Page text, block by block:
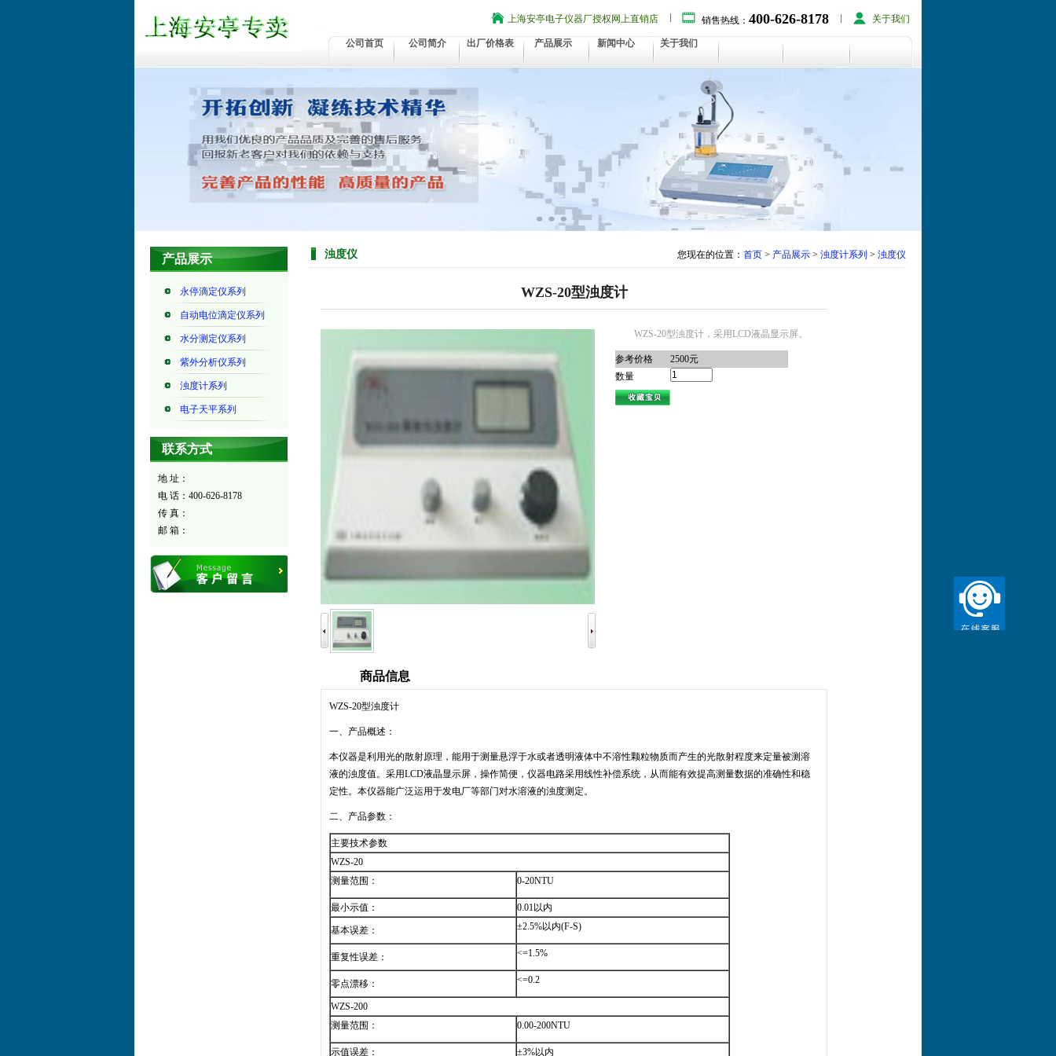
上海安亭电子仪器厂授权网上直销店 销售热线： 400-626-8178 关于我们
公司首页 公司简介 出厂价格表 产品展示 新闻中心 关于我们
产品展示
永停滴定仪系列
自动电位滴定仪系列
水分测定仪系列
紫外分析仪系列
浊度计系列
电子天平系列
联系方式
地 址：
电 话：400-626-8178
传 真：
邮 箱：
浊度仪 您现在的位置： 首页 > 产品展示 > 浊度计系列 > 浊度仪
WZS-20型浊度计
WZS-20型浊度计，采用LCD液晶显示屏。
参考价格
2500元
数量
商品信息
WZS-20型浊度计
一、产品概述：
本仪器是利用光的散射原理，能用于测量悬浮于水或者透明液体中不溶性颗粒物质而产生的光散射程度来定量被测溶
液的浊度值。采用LCD液晶显示屏，操作简便，仪器电路采用线性补偿系统，从而能有效提高测量数据的准确性和稳
定性。本仪器能广泛运用于发电厂等部门对水溶液的浊度测定。
二、产品参数：
主要技术参数
WZS-20
测量范围：
0-20NTU
最小示值： 0.01以内
基本误差： ±2.5%以内(F-S)
重复性误差： <=1.5%
零点漂移： <=0.2
WZS-200
测量范围：
0.00-200NTU
示值误差： ±3%以内